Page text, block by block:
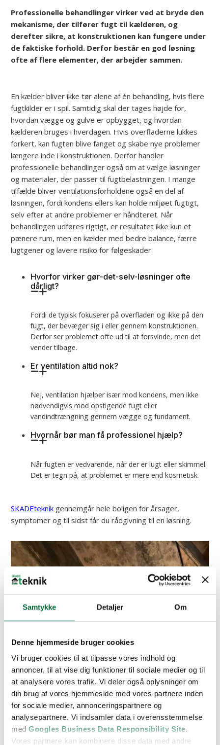
Samtykke Detaljer Om
Denne hjemmeside bruger cookies
Vi bruger cookies til at tilpasse vores indhold og
annoncer, til at vise dig funktioner til sociale medier og til
at analysere vores trafik. Vi deler også oplysninger om
din brug af vores hjemmeside med vores partnere inden
for sociale medier, annonceringspartnere og
analysepartnere. Vi indsamler data i overensstemmelse
med Googles Business Data Responsibility Site
Vores partnere kan kombinere disse data med andre
Professionelle behandlinger virker ved at bryde den
mekanisme, der tilfører fugt til kælderen, og
derefter sikre, at konstruktionen kan fungere under
de faktiske forhold. Derfor består en god løsning
ofte af flere elementer, der arbejder sammen.
En kælder bliver ikke tør alene af én behandling, hvis flere
fugtkilder er i spil. Samtidig skal der tages højde for,
hvordan vægge og gulve er opbygget, og hvordan
kælderen bruges i hverdagen. Hvis overfladerne lukkes
forkert, kan fugten blive fanget og skabe nye problemer
længere inde i konstruktionen. Derfor handler
professionelle behandlinger også om at vælge løsninger
og materialer, der passer til fugtbelastningen. I mange
tilfælde bliver ventilationsforholdene også en del af
løsningen, fordi kondens ellers kan holde miljøet fugtigt,
selv efter at andre problemer er håndteret. Når
behandlingen udføres rigtigt, er resultatet ikke kun et
pænere rum, men en kælder med bedre balance, færre
lugtgener og lavere risiko for følgeskader.
Hvorfor virker gør-det-selv-løsninger ofte
dårligt?
Fordi de typisk fokuserer på overfladen og ikke på den
fugt, der bevæger sig i eller gennem konstruktionen.
Derfor ser problemet ofte ud til at forsvinde, men det
vender tilbage.
Er ventilation altid nok?
Nej, ventilation hjælper især mod kondens, men ikke
nødvendigvis mod opstigende fugt eller
vandindtrængning gennem vægge og fundament.
Hvornår bør man få professionel hjælp?
Når fugten er vedvarende, når der er lugt eller skimmel.
Det er tegn på, at problemet er mere end kosmetisk.
SKADEteknik gennemgår hele boligen for årsager,
symptomer og til sidst får du rådgivning til en løsning.